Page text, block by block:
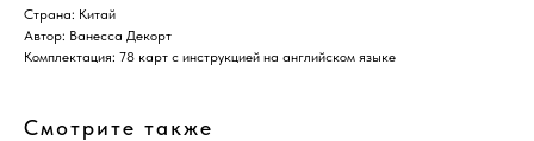
Страна: Китай
Автор: Ванесса Декорт
Комплектация: 78 карт с инструкцией на английском языке
Смотрите также